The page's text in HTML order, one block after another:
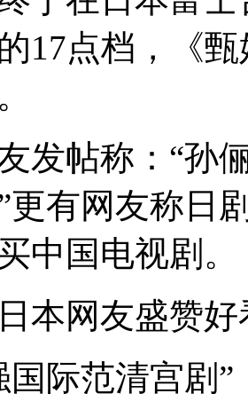
17点档，《
发帖称：“孙
更有网友称日
中国电视剧。
本网友盛赞好
国际范清宫剧